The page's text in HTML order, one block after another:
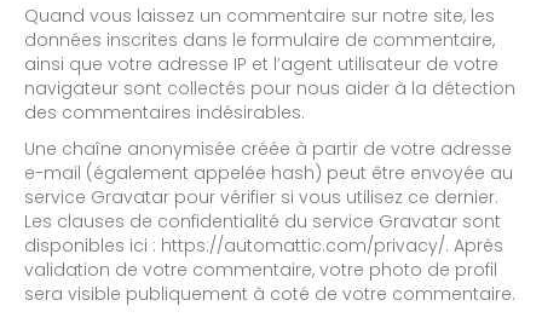
Quand vous laissez un commentaire sur notre site, les
données inscrites dans le formulaire de commentaire,
ainsi que votre adresse IP et l’agent utilisateur de votre
navigateur sont collectés pour nous aider à la détection
des commentaires indésirables.
Une chaîne anonymisée créée à partir de votre adresse
e-mail (également appelée hash) peut être envoyée au
service Gravatar pour vérifier si vous utilisez ce dernier.
Les clauses de confidentialité du service Gravatar sont
disponibles ici : https://automattic.com/privacy/. Après
validation de votre commentaire, votre photo de profil
sera visible publiquement à coté de votre commentaire.